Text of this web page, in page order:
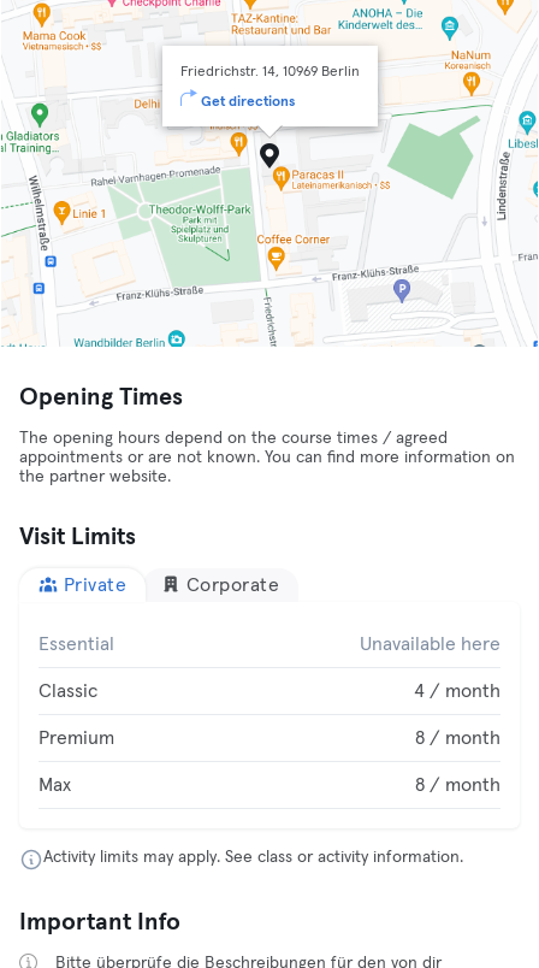
Friedrichstr. 14, 10969 Berlin
Get directions
Opening Times
The opening hours depend on the course times / agreed
appointments or are not known. You can find more information on
the partner website.
Visit Limits
Private Corporate
Essential Unavailable here
Classic 4 / month
Premium 8 / month
Max 8 / month
Activity limits may apply. See class or activity information.
Important Info
Bitte überprüfe die Beschreibungen für den von dir